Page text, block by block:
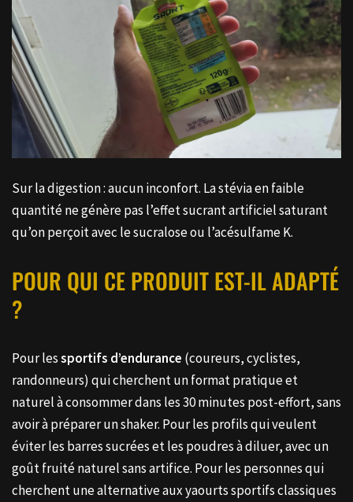
Sur la digestion : aucun inconfort. La stévia en faible
quantité ne génère pas l’effet sucrant artificiel saturant
qu’on perçoit avec le sucralose ou l’acésulfame K.
POUR QUI CE PRODUIT EST-IL ADAPTÉ
?
Pour lessportifs d’endurance (coureurs, cyclistes,
randonneurs) qui cherchent un format pratique et
naturel à consommer dans les 30 minutes post-effort, sans
avoir à préparer un shaker. Pour les profils qui veulent
éviter les barres sucrées et les poudres à diluer, avec un
goût fruité naturel sans artifice. Pour les personnes qui
cherchent une alternative aux yaourts sportifs classiques